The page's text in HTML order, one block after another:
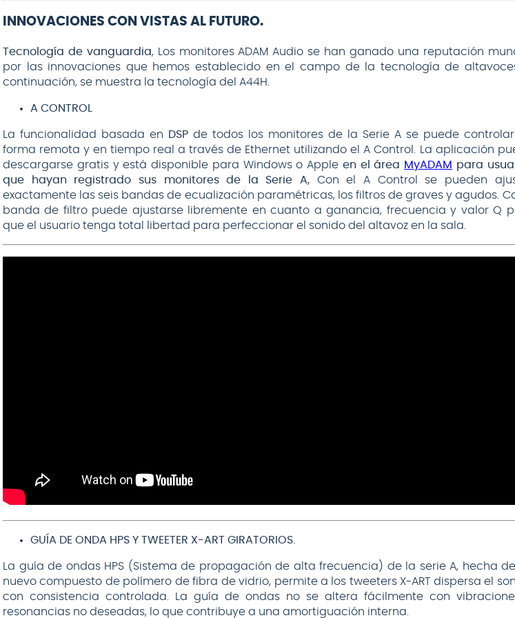
INNOVACIONES CON VISTAS AL FUTURO.
Tecnología de vanguardia, Los monitores ADAM Audio se han ganado una reputación
por las innovaciones que hemos establecido en el campo de la tecnología de
continuación, se muestra la tecnología del A44H.
A CONTROL
La funcionalidad basada en DSPde todos los monitores de la Serie A se puede
forma remota y en tiempo real a través de Ethernet utilizando el A Control. La aplicación
descargarse gratis y está disponible para Windows o Apple en el área MyADAM
para
que hayan registrado sus monitores de la Serie A, Con el A Control se pueden
exactamente las seis bandas de ecualización paramétricas, los filtros de graves y agudos.
banda de filtro puede ajustarse libremente en cuanto a ganancia, frecuencia y valor Q
que el usuario tenga total libertad para perfeccionar el sonido del altavoz en la sala.
GUÍA DE ONDA HPS Y TWEETER X-ART GIRATORIOS.
La guía de ondas HPS (Sistema de propagación de alta frecuencia) de la serie A, hecha
nuevo compuesto de polímero de fibra de vidrio, permite a los tweeters X-ART dispersa el
con consistencia controlada. La guía de ondas no se altera fácilmente con
resonancias no deseadas, lo que contribuye a una amortiguación interna.